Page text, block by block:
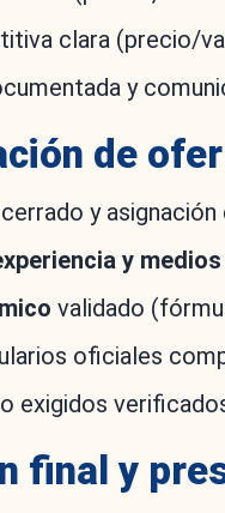
clara (precio/
y
de
cerrado y
y medios
validado
oficiales
exigidos
final y